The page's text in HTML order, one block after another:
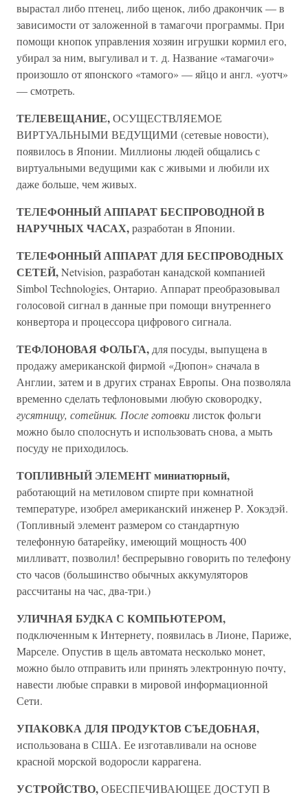
вырастал либо птенец, либо щенок, либо дракончик — в
зависимости от заложенной в тамагочи программы. При
помощи кнопок управления хозяин игрушки кормил его,
убирал за ним, выгуливал и т. д. Название «тамагочи»
произошло от японского «тамого» — яйцо и англ. «уотч»
— смотреть.
ТЕЛЕВЕЩАНИЕ,ОСУЩЕСТВЛЯЕМОЕ
ВИРТУАЛЬНЫМИ ВЕДУЩИМИ (сетевые новости),
появилось в Японии. Миллионы людей общались с
виртуальными ведущими как с живыми и любили их
даже больше, чем живых.
ТЕЛЕФОННЫЙ АППАРАТ БЕСПРОВОДНОЙ В
НАРУЧНЫХ ЧАСАХ,разработан в Японии.
ТЕЛЕФОННЫЙ АППАРАТ ДЛЯ БЕСПРОВОДНЫХ
СЕТЕЙ,Netvision, разработан канадской компанией
Simbol Technologies, Онтарио. Аппарат преобразовывал
голосовой сигнал в данные при помощи внутреннего
конвертора и процессора цифрового сигнала.
ТЕФЛОНОВАЯ ФОЛЬГА, для посуды, выпущена в
продажу американской фирмой «Дюпон» сначала в
Англии, затем и в других странах Европы. Она позволяла
временно сделать тефлоновыми любую сковородку,
гусятницу, сотейник. После готовкилисток фольги
можно было сполоснуть и использовать снова, а мыть
посуду не приходилось.
ТОПЛИВНЫЙ ЭЛЕМЕНТ миниатюрный,
работающий на метиловом спирте при комнатной
температуре, изобрел американский инженер Р. Хокэдэй.
(Топливный элемент размером со стандартную
телефонную батарейку, имеющий мощность 400
милливатт, позволил! беспрерывно говорить по телефону
сто часов (большинство обычных аккумуляторов
рассчитаны на час, два-три.)
УЛИЧНАЯ БУДКА С КОМПЬЮТЕРОМ,
подключенным к Интернету, появилась в Лионе, Париже,
Марселе. Опустив в щель автомата несколько монет,
можно было отправить или принять электронную почту,
навести любые справки в мировой информационной
Сети.
УПАКОВКА ДЛЯ ПРОДУКТОВ СЪЕДОБНАЯ,
использована в США. Ее изготавливали на основе
красной морской водоросли каррагена.
УСТРОЙСТВО,ОБЕСПЕЧИВАЮЩЕЕ ДОСТУП В